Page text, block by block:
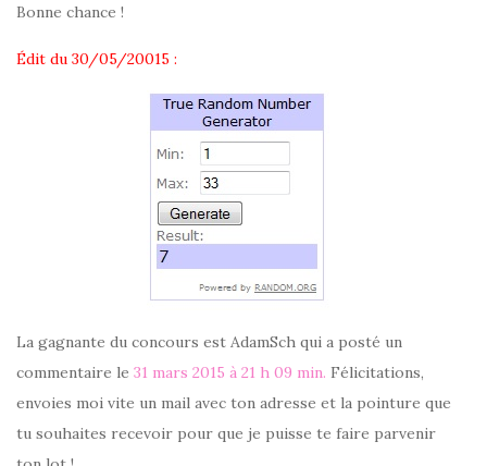
Bonne chance !
Édit du 30/05/20015 :
La gagnante du concours est AdamSch qui a posté un
commentaire le 31 mars 2015 à 21 h 09 min. Félicitations,
envoies moi vite un mail avec ton adresse et la pointure que
tu souhaites recevoir pour que je puisse te faire parvenir